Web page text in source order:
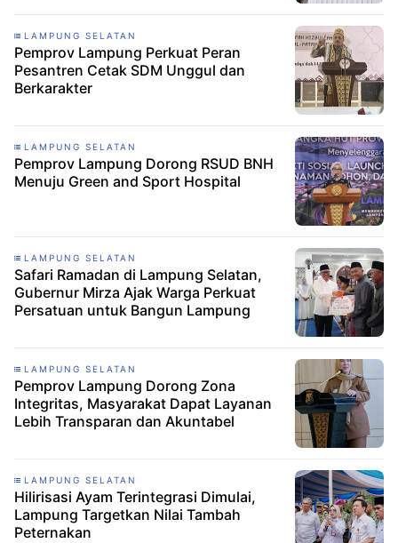
LAMPUNG SELATAN
Pemprov Lampung Perkuat Peran
Pesantren Cetak SDM Unggul dan
Berkarakter
LAMPUNG SELATAN
Pemprov Lampung Dorong RSUD BNH
Menuju Green and Sport Hospital
LAMPUNG SELATAN
Safari Ramadan di Lampung Selatan,
Gubernur Mirza Ajak Warga Perkuat
Persatuan untuk Bangun Lampung
LAMPUNG SELATAN
Pemprov Lampung Dorong Zona
Integritas, Masyarakat Dapat Layanan
Lebih Transparan dan Akuntabel
LAMPUNG SELATAN
Hilirisasi Ayam Terintegrasi Dimulai,
Lampung Targetkan Nilai Tambah
Peternakan